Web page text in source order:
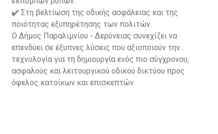
✔️ Στη βελτίωση της οδικής ασφάλειας και της
ποιότητας εξυπηρέτησης των πολιτών.
Ο Δήμος Παραλιμνίου - Δερύνειας συνεχίζει να
επενδύει σε έξυπνες λύσεις που αξιοποιούν την
τεχνολογία για τη δημιουργία ενός πιο σύγχρονου,
ασφαλούς και λειτουργικού οδικού δικτύου προς
όφελος κατοίκων και επισκεπτών.